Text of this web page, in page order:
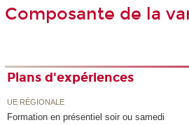
Composante de la
Plans d'expériences
UE RÉGIONALE
Formation en présentiel soir ou samedi